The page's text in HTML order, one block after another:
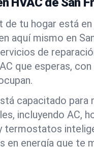
de tu hogar está
aquí mismo en
de
que esperas,
capacitado para
incluyendo AC,
termostatos
en energía que te